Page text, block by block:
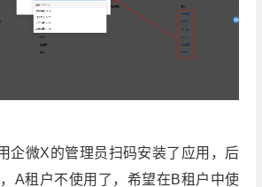
企微X的管理员扫码安装了应用，后
A租户不使用了，希望在B租户中使